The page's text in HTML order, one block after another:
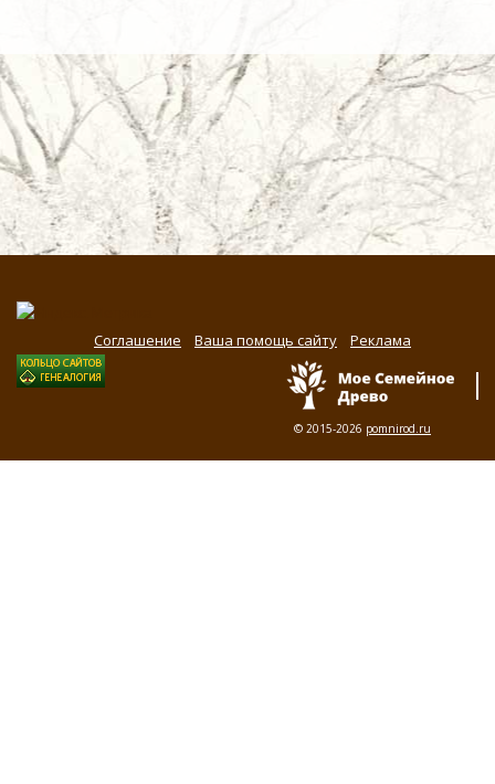
Соглашение Ваша помощь сайту Реклама
© 2015-2026 pomnirod.ru